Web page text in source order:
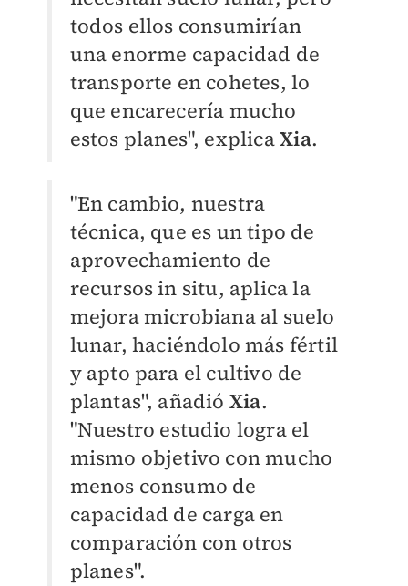
todos ellos consumirían
una enorme capacidad de
transporte en cohetes, lo
que encarecería mucho
estos planes", explicaXia.
"En cambio, nuestra
técnica, que es un tipo de
aprovechamiento de
recursos in situ, aplica la
mejora microbiana al suelo
lunar, haciéndolo más fértil
y apto para el cultivo de
plantas", añadió Xia.
"Nuestro estudio logra el
mismo objetivo con mucho
menos consumo de
capacidad de carga en
comparación con otros
planes".